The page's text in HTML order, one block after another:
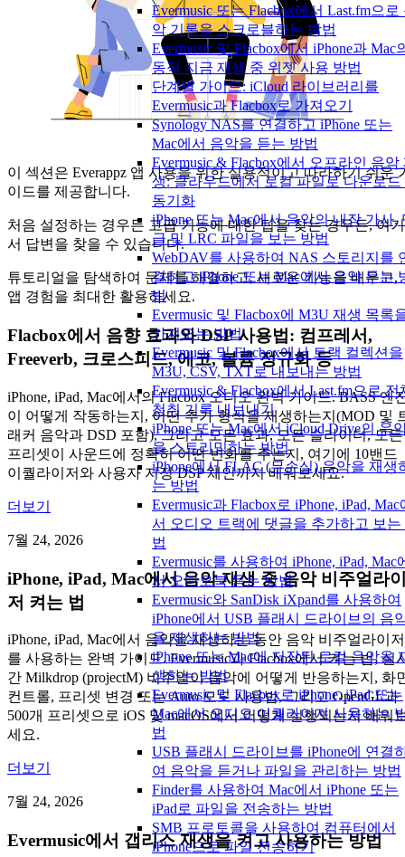
Evermusic 또는 Flacbox에서 Last.fm으로
악 기록을 스크로블하는 방법
Evermusic 및 Flacbox에서 iPhone과 Mac
동적 지금 재생 중 위젯 사용 방법
단계별 가이드: iCloud 라이브러리를
Evermusic과 Flacbox로 가져오기
Synology NAS를 연결하고 iPhone 또는
Mac에서 음악을 듣는 방법
Evermusic & Flacbox에서 오프라인 음악
생: 클라우드에서 로컬 파일로 다운로드
동기화
iPhone 또는 Mac에서 음악의 내장 가사,
글 및 LRC 파일을 보는 방법
WebDAV를 사용하여 NAS 스토리지를
결하고 iPhone 또는 Mac에서 음악 듣는
법
Evermusic 및 Flacbox에 M3U 재생 목록
가져오는 방법
Evermusic 및 Flacbox에서 트랙 컬렉션을
M3U, CSV, TXT로 내보내는 방법
Evermusic & Flacbox에서 Last.fm으로 전
청취 기록 내보내기
iPhone 또는 Mac에서 iCloud Drive의 음
을 스트리밍하는 방법
iPhone에서 FLAC (무손실) 음악을 재생
는 방법
Evermusic과 Flacbox로 iPhone, iPad, Mac
서 오디오 트랙에 댓글을 추가하고 보는
법
Evermusic를 사용하여 iPhone, iPad, Mac
서 오디오북 듣는 방법
Evermusic와 SanDisk iXpand를 사용하여
iPhone에서 USB 플래시 드라이브의 음
을 재생하는 방법
iPhone 또는 Mac에 저장된 로컬 음악을
생하는 방법
Evermusic 및 Flacbox로 iPhone, iPad 또는
Mac에서 오디오 이퀄라이저 사용하는
법
USB 플래시 드라이브를 iPhone에 연결
여 음악을 듣거나 파일을 관리하는 방법
Finder를 사용하여 Mac에서 iPhone 또는
iPad로 파일을 전송하는 방법
SMB 프로토콜을 사용하여 컴퓨터에서
iPhone으로 파일 전송하기
이 섹션은 Everappz 앱 사용을 위한 실용적이고 따라하기 쉬운
이드를 제공합니다.
처음 설정하는 경우든 고급 기능에 대한 팁을 찾는 경우든, 여기
서 답변을 찾을 수 있습니다.
튜토리얼을 탐색하여 문제를 해결하고, 새로운 기능을 배우고,
앱 경험을 최대한 활용하세요.
Flacbox에서 음향 효과와 DSP 사용법: 컴프레서,
Freeverb, 크로스피드, 에코, 볼륨 정규화 등
iPhone, iPad, Mac에서의 Flacbox 오디오 완벽 가이드. BASS 엔
이 어떻게 작동하는지, 어떤 추가 형식을 재생하는지(MOD 및
래커 음악과 DSD 포함), 그리고 모든 효과, 모든 슬라이더, 모든
프리셋이 사운드에 정확히 어떤 변화를 주는지, 여기에 10밴드
이퀄라이저와 사용자 지정 DSP 체인까지 배워보세요.
더보기
7월 24, 2026
iPhone, iPad, Mac에서 음악 재생 중 음악 비주얼라
저 켜는 법
iPhone, iPad, Mac에서 음악을 재생하는 동안 음악 비주얼라이저
를 사용하는 완벽 가이드. Evermusic과 Flacbox에서 켜는 법, 실
간 Milkdrop (projectM) 비주얼이 음악에 어떻게 반응하는지, 화
컨트롤, 프리셋 변경 또는 Auto 모드 사용법, 그리고 OpenGL과
500개 프리셋으로 iOS 및 macOS에서 어떻게 실행되는지 배워
세요.
더보기
7월 24, 2026
Evermusic에서 갭리스 재생을 켜고 사용하는 방법